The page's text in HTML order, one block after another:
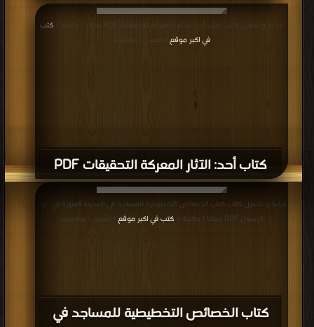
كتاب أحد: الآثار المعركة التحقيقات PDF
قراءة و تحميل كتاب كتاب أحد: الآثار المعركة التحقيقات PDF مجانا | مكتبة >
كتب
في اكبر موقع
| التحميل : مرة/مرات
كتاب الخصائص التخطيطية للمساجد في
قراءة و تحميل كتاب كتاب الخصائص التخطيطية للمساجد في المدينة المنورة في عهد
الرسول PDF مجانا | مكتبة >
كتب في اكبر موقع | التحميل : مرة/مرات